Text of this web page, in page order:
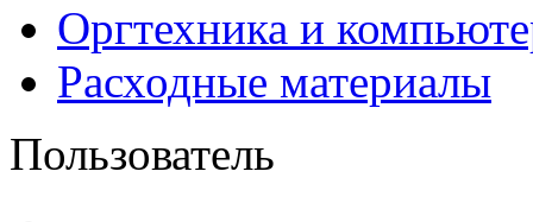
Оргтехника и
Расходные материалы
Пользователь